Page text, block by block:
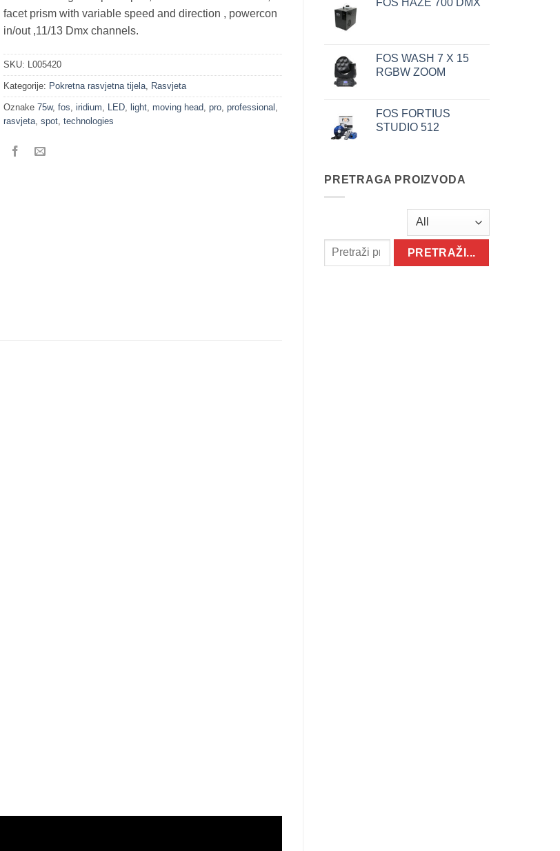
FOS HAZE 700 DMX
FOS WASH 7 X 15
RGBW ZOOM
FOS FORTIUS
STUDIO 512
PRETRAGA PROIZVODA
facet prism with variable speed and direction , powercon
in/out ,11/13 Dmx channels.
SKU: L005420
Kategorije: Pokretna rasvjetna tijela, Rasvjeta
Oznake 75w, fos, iridium, LED, light, moving head, pro, professional ,
rasvjeta, spot, technologies